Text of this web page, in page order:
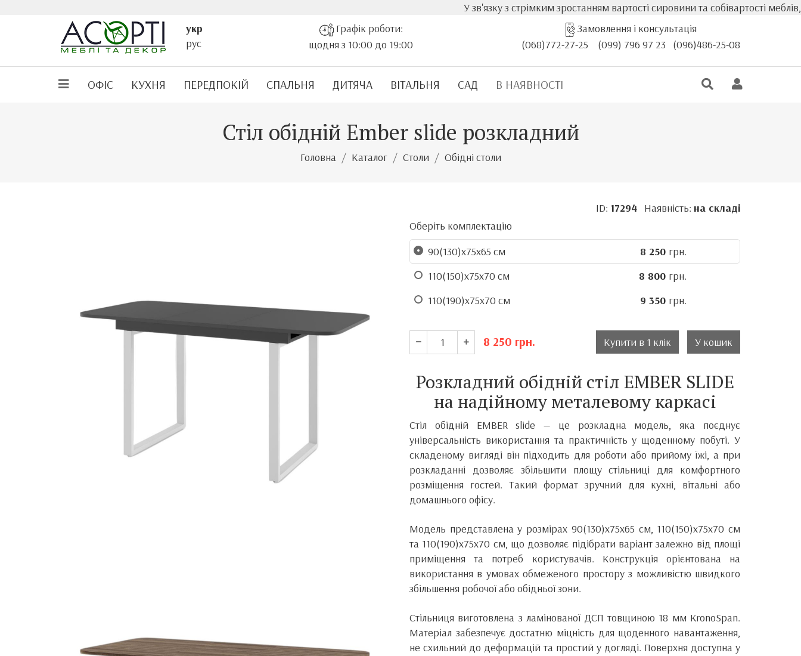
У зв'язку з стрімким зростанням вартості сировини та собівартості меблів,
укр
рус
Графік роботи:
щодня з 10:00 до 19:00
Замовлення і консультація
(068)772-27-25
(099) 796 97 23 (096)486-25-08
ОФІС КУХНЯ ПЕРЕДПОКІЙ СПАЛЬНЯ ДИТЯЧА ВІТАЛЬНЯ САД В НАЯВНОСТІ
Стіл обідній Ember slide розкладний
Головна Каталог Столи Обідні столи
ID: 17294Наявність: на складі
Оберіть комплектацію
90(130)x75x65 см
8 250 грн.
110(150)x75x70 см
8 800 грн.
110(190)x75x70 см
9 350 грн.
8 250 грн. Купити в 1 клік У кошик
Розкладний обідній стіл EMBER SLIDE
на надійному металевому каркасі
Стіл обідній EMBER slide — це розкладна модель, яка поєднує
універсальність використання та практичність у щоденному побуті. У
складеному вигляді він підходить для роботи або прийому їжі, а при
розкладанні дозволяє збільшити площу стільниці для комфортного
розміщення гостей. Такий формат зручний для кухні, вітальні або
домашнього офісу.
Модель представлена у розмірах 90(130)x75x65 см, 110(150)x75x70 см
та 110(190)x75x70 см, що дозволяє підібрати варіант залежно від площі
приміщення та потреб користувачів. Конструкція орієнтована на
використання в умовах обмеженого простору з можливістю швидкого
збільшення робочої або обідньої зони.
Стільниця виготовлена з ламінованої ДСП товщиною 18 мм KronoSpan.
Матеріал забезпечує достатню міцність для щоденного навантаження,
не схильний до деформацій та простий у догляді. Поверхня доступна у